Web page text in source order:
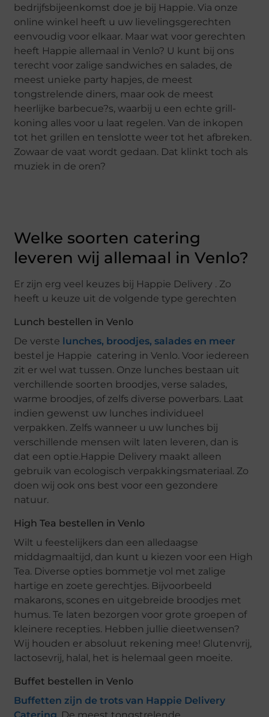
bedrijfsbijeenkomst doe je bij Happie. Via onze
online winkel heeft u uw lievelingsgerechten
eenvoudig voor elkaar. Maar wat voor gerechten
heeft Happie allemaal in Venlo? U kunt bij ons
terecht voor zalige sandwiches en salades, de
meest unieke party hapjes, de meest
tongstrelende diners, maar ook de meest
heerlijke barbecue?s, waarbij u een echte grill-
koning alles voor u laat regelen. Van de inkopen
tot het grillen en tenslotte weer tot het afbreken.
Zowaar de vaat wordt gedaan. Dat klinkt toch als
muziek in de oren?
Welke soorten catering
leveren wij allemaal in Venlo?
Er zijn erg veel keuzes bij Happie Delivery . Zo
heeft u keuze uit de volgende type gerechten
Lunch bestellen in Venlo
De verste lunches, broodjes, salades en meer
bestel je Happie catering in Venlo. Voor iedereen
zit er wel wat tussen. Onze lunches bestaan uit
verchillende soorten broodjes, verse salades,
warme broodjes, of zelfs diverse powerbars. Laat
indien gewenst uw lunches individueel
verpakken. Zelfs wanneer u uw lunches bij
verschillende mensen wilt laten leveren, dan is
dat een optie.Happie Delivery maakt alleen
gebruik van ecologisch verpakkingsmateriaal. Zo
doen wij ook ons best voor een gezondere
natuur.
High Tea bestellen in Venlo
Wilt u feestelijkers dan een alledaagse
middagmaaltijd, dan kunt u kiezen voor een High
Tea. Diverse opties bommetje vol met zalige
hartige en zoete gerechtjes. Bijvoorbeeld
makarons, scones en uitgebreide broodjes met
humus. Te laten bezorgen voor grote groepen of
kleinere recepties. Hebben jullie dieetwensen?
Wij houden er absoluut rekening mee! Glutenvrij,
lactosevrij, halal, het is helemaal geen moeite.
Buffet bestellen in Venlo
Buffetten zijn de trots van Happie Delivery